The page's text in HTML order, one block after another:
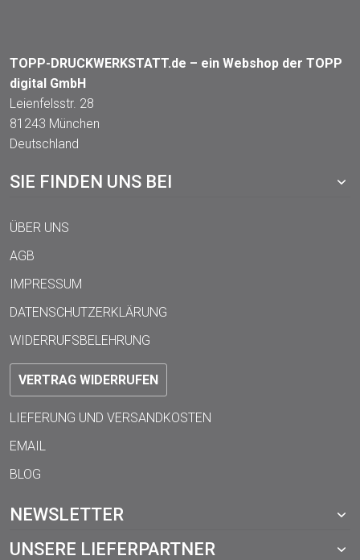
TOPP-DRUCKWERKSTATT.de – ein Webshop der TOPP
digital GmbH
Leienfelsstr. 28
81243 München
Deutschland
SIE FINDEN UNS BEI
ÜBER UNS
AGB
IMPRESSUM
DATENSCHUTZERKLÄRUNG
WIDERRUFSBELEHRUNG
VERTRAG WIDERRUFEN
LIEFERUNG UND VERSANDKOSTEN
EMAIL
BLOG
NEWSLETTER
UNSERE LIEFERPARTNER